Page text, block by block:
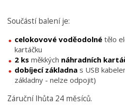
Součástí balení je:
celokovové voděodolné tělo
kartáčku
2 ks měkkých náhradních
dobíjecí základna s USB
základny - nelze odpojit)
Záruční lhůta 24 měsíců.